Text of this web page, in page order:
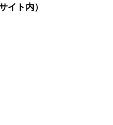
イト内）